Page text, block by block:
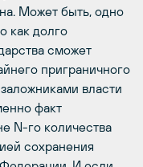
Может быть, одно
как долго
сможет
приграничного
власти
факт
N-го количества
сохранения